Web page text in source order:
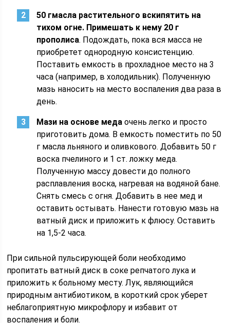
50 гмасла растительного вскипятить на
тихом огне. Примешать к нему 20 г
прополиса. Подождать, пока вся масса не
приобретет однородную консистенцию.
Поставить емкость в прохладное место на 3
часа (например, в холодильник). Полученную
мазь наносить на место воспаления два раза в
день.
Мази на основе меда очень легко и просто
приготовить дома. В емкость поместить по 50
г масла льняного и оливкового. Добавить 50 г
воска пчелиного и 1 ст. ложку меда.
Полученную массу довести до полного
расплавления воска, нагревая на водяной бане.
Снять смесь с огня. Добавить в нее мед и
оставить остывать. Нанести готовую мазь на
ватный диск и приложить к флюсу. Оставить
на 1,5-2 часа.
При сильной пульсирующей боли необходимо
пропитать ватный диск в соке репчатого лука и
приложить к больному месту. Лук, являющийся
природным антибиотиком, в короткий срок уберет
неблагоприятную микрофлору и избавит от
воспаления и боли.